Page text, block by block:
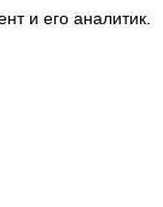
и его аналитик.